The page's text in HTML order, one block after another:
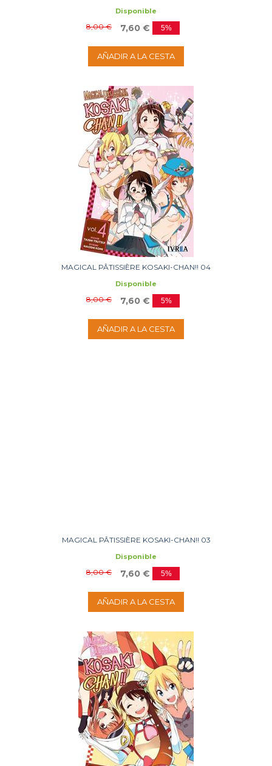
Disponible
8,00 € 7,60 € 5%
AÑADIR A LA CESTA
MAGICAL PÂTISSIÈRE KOSAKI-CHAN!! 04
Disponible
8,00 € 7,60 € 5%
AÑADIR A LA CESTA
MAGICAL PÂTISSIÈRE KOSAKI-CHAN!! 03
Disponible
8,00 € 7,60 € 5%
AÑADIR A LA CESTA